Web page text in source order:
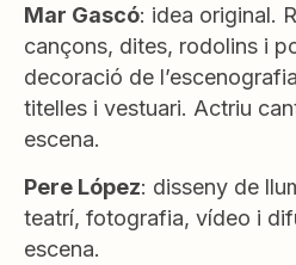
Mar Gascó: idea original.
cançons, dites, rodolins i
decoració de
titelles i vestuari. Actriu
escena.
Pere López: disseny de
teatrí, fotografia, vídeo i
escena.